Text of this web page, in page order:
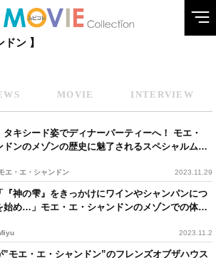
ン 】
MOVIE INTERVIEW
タキシード姿でディナーパーティーへ！ モエ・
ドンのメゾンの歴史に魅了されるスペシャルムー
エ・エ・シャンドン 2023.11.29
『神の雫』をきっかけにワインやシャンパンにつ
始め…」モエ・エ・シャンドンのメゾンでの体験
2023.11.2
”モエ・エ・シャンドン”のフレンズオブザハウス